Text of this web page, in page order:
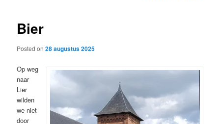
content
Bier
Posted on28 augustus 2025
Op weg
naar
Lier
wilden
we niet
door